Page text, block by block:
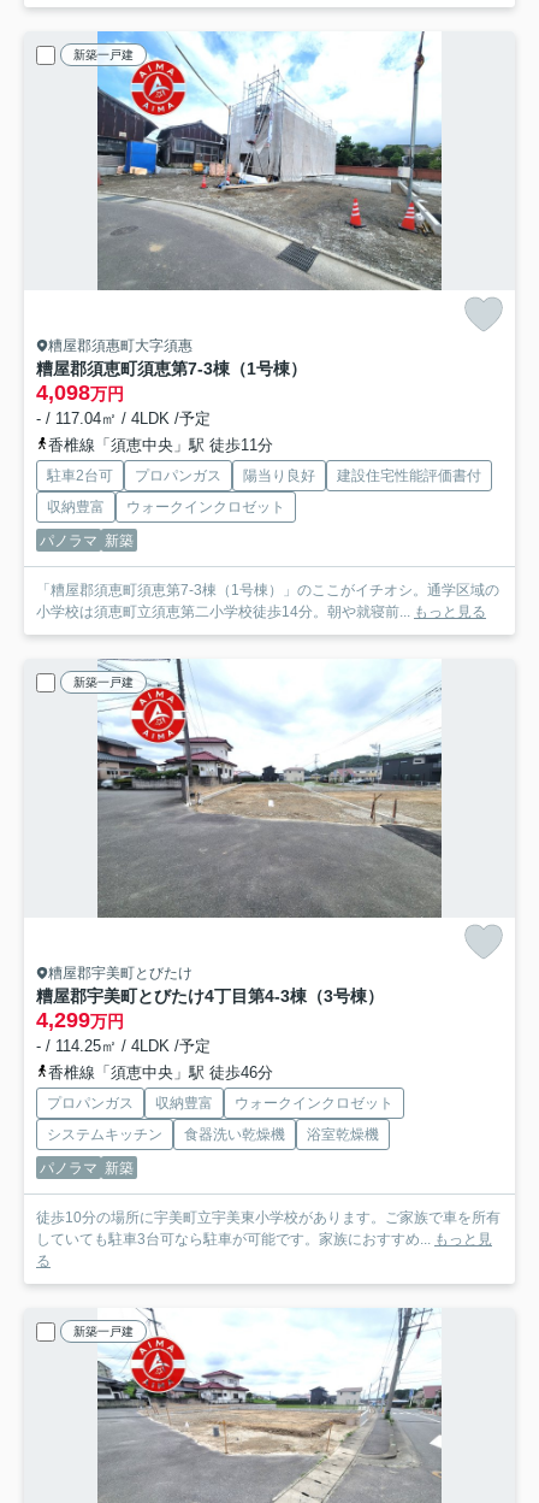
新築一戸建
糟屋郡須惠町大字須惠
糟屋郡須恵町須恵第7-3棟（1号棟）
4,098万円
- / 117.04㎡ / 4LDK /予定
香椎線「須恵中央」駅 徒歩11分
駐車2台可 プロパンガス 陽当り良好
建設住宅性能評価書付
収納豊富
ウォークインクロゼット
パノラマ 新築
「糟屋郡須恵町須恵第7-3棟（1号棟）」のここがイチオシ。通学区域の
小学校は須恵町立須恵第二小学校徒歩14分。朝や就寝前... もっと見る
新築一戸建
糟屋郡宇美町とびたけ
糟屋郡宇美町とびたけ4丁目第4-3棟（3号棟）
4,299万円
- / 114.25㎡ / 4LDK /予定
香椎線「須恵中央」駅 徒歩46分
プロパンガス 収納豊富
ウォークインクロゼット
システムキッチン
食器洗い乾燥機
浴室乾燥機
パノラマ 新築
徒歩10分の場所に宇美町立宇美東小学校があります。ご家族で車を所有
していても駐車3台可なら駐車が可能です。家族におすすめ... もっと見
る
新築一戸建